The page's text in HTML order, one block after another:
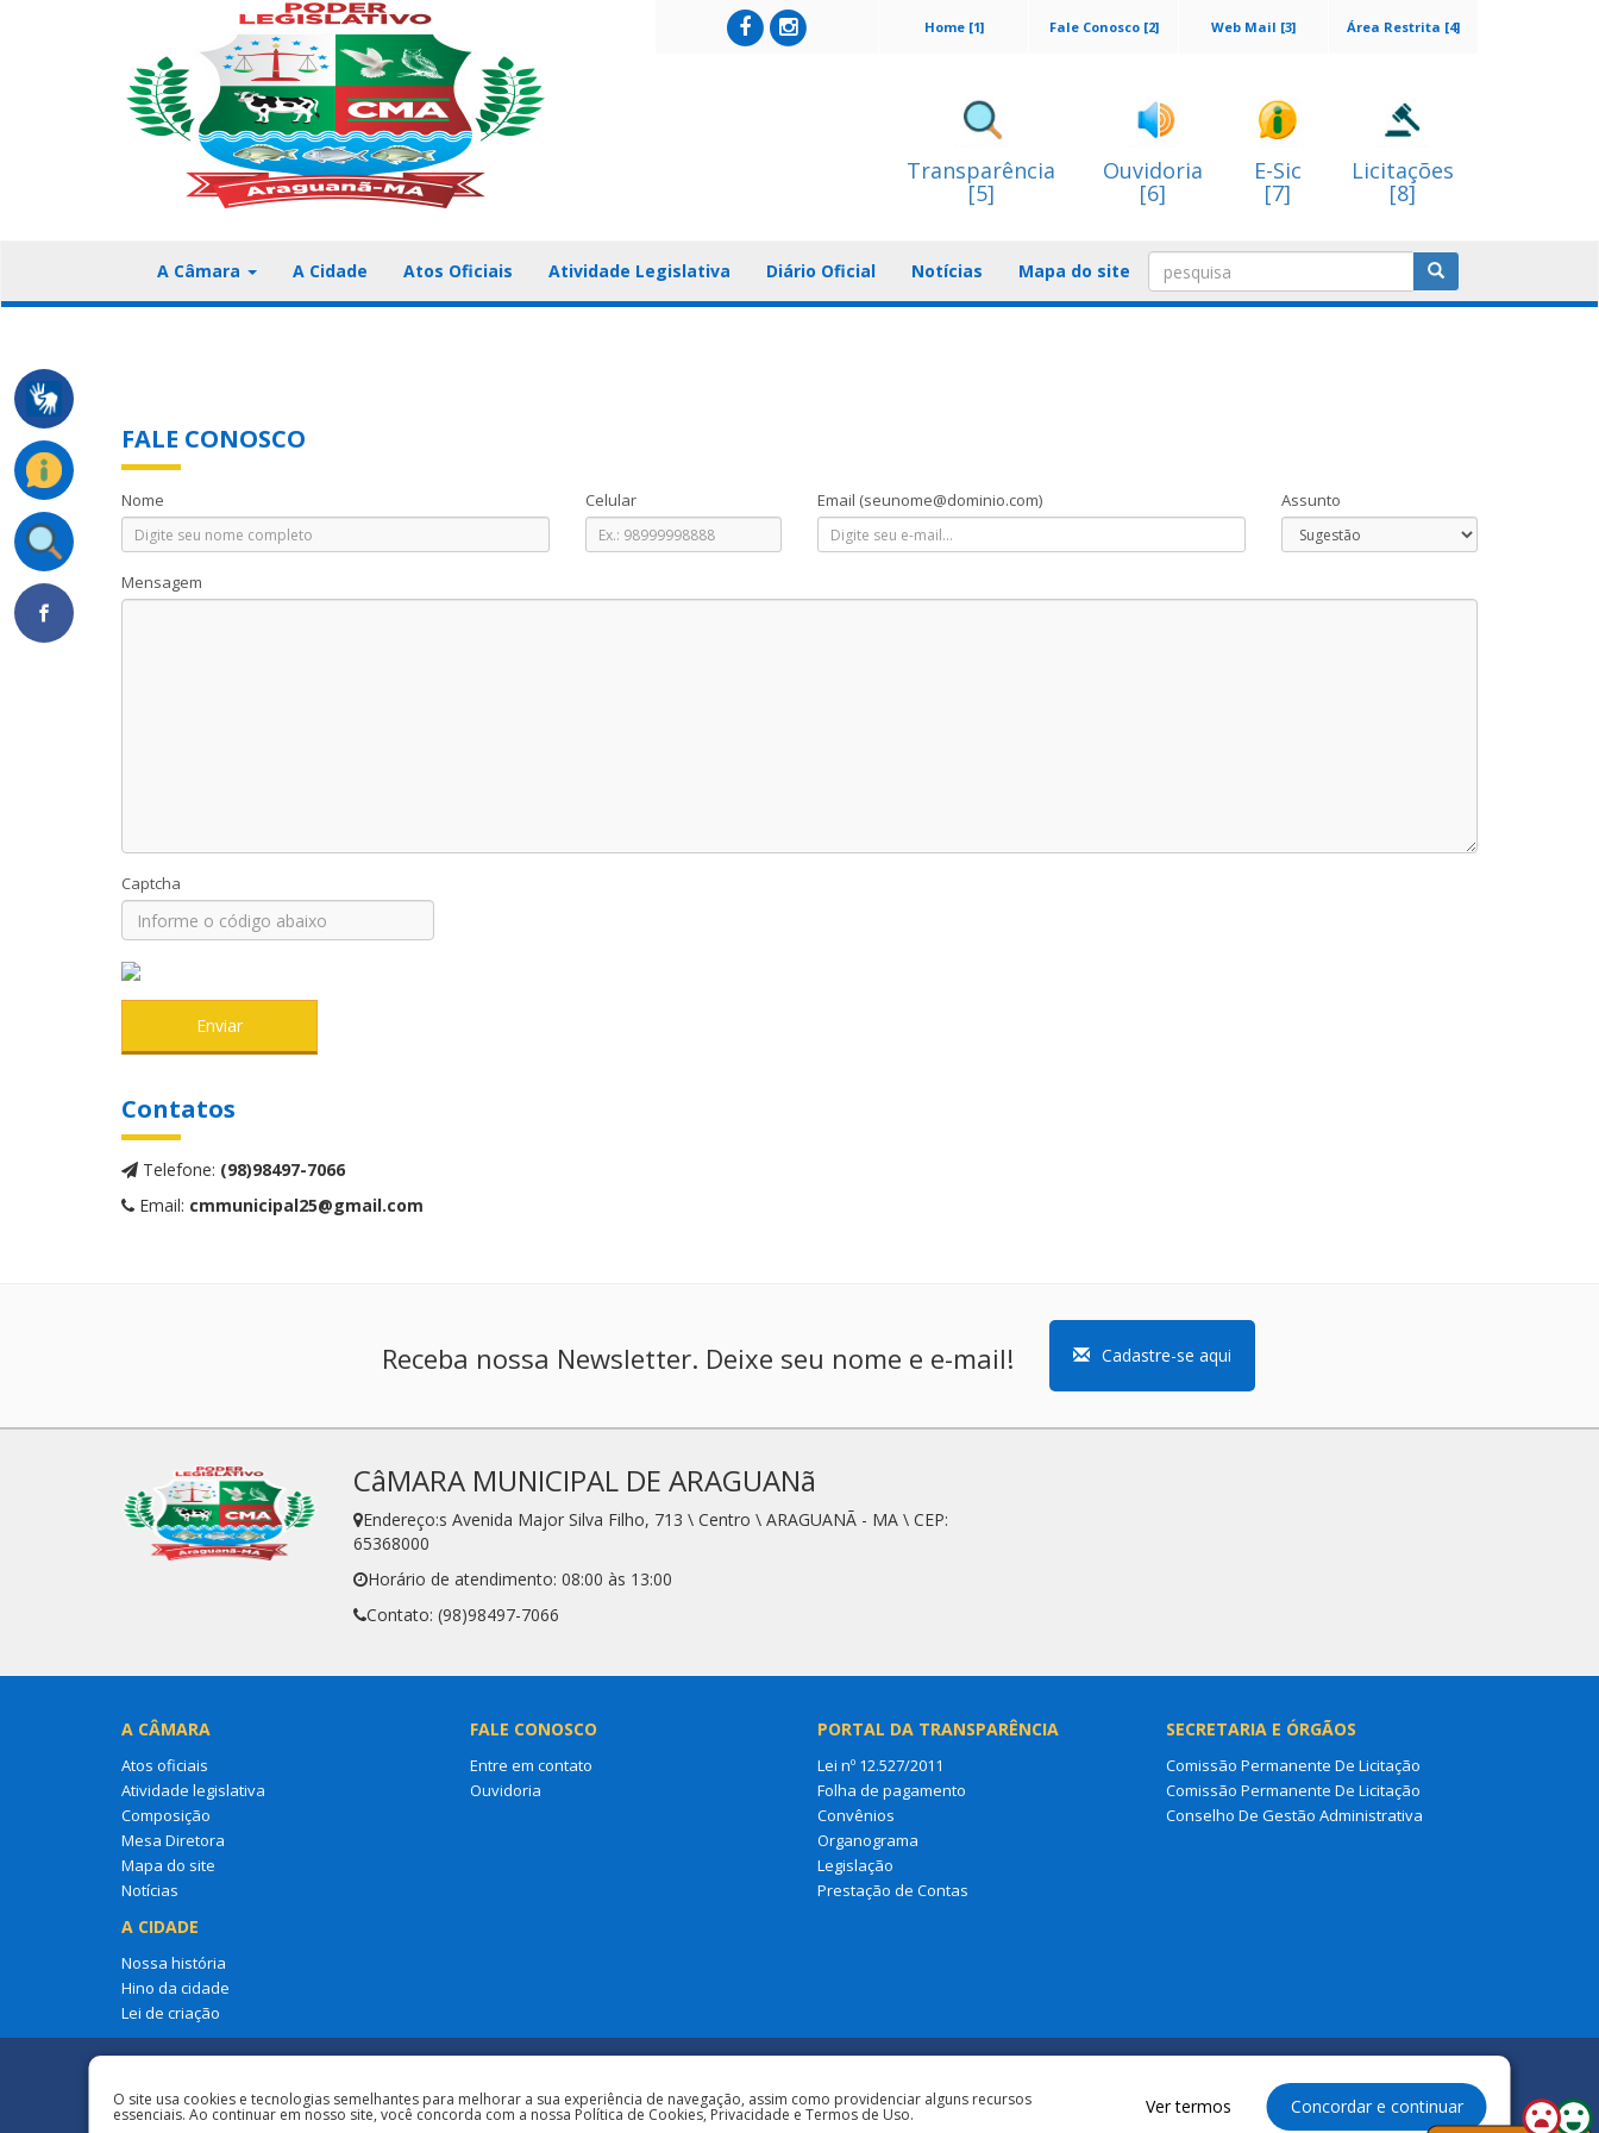
Área Restrita [4]
Web Mail [3]
Fale Conosco [2]
Home [1]
Transparência
[5]
Ouvidoria
[6]
E-Sic
[7]
Licitações
[8]
A Câmara A Cidade Atos Oficiais Atividade Legislativa Diário Oficial Notícias Mapa do site
FALE CONOSCO
Nome Celular Email (seunome@dominio.com) Assunto
Mensagem
Captcha
Enviar
Contatos
Telefone: (98)98497-7066
Email: cmmunicipal25@gmail.com
Receba nossa Newsletter. Deixe seu nome e e-mail! Cadastre-se aqui
CâMARA MUNICIPAL DE ARAGUANã
Endereço:s Avenida Major Silva Filho, 713 \ Centro \ ARAGUANÃ - MA \ CEP:
65368000
Horário de atendimento: 08:00 às 13:00
Contato: (98)98497-7066
A CÂMARA
Atos oficiais
Atividade legislativa
Composição
Mesa Diretora
Mapa do site
Notícias
A CIDADE
Nossa história
Hino da cidade
Lei de criação
FALE CONOSCO
Entre em contato
Ouvidoria
PORTAL DA TRANSPARÊNCIA
Lei nº 12.527/2011
Folha de pagamento
Convênios
Organograma
Legislação
Prestação de Contas
SECRETARIA E ÓRGÃOS
Comissão Permanente De Licitação
Comissão Permanente De Licitação
Conselho De Gestão Administrativa
Redes Sociais Todos os direitos reservados à Câmara Municipal de Araguanã
O site usa cookies e tecnologias semelhantes para melhorar a sua experiência de navegação, assim como providenciar alguns recursos
essenciais. Ao continuar em nosso site, você concorda com a nossa Política de Cookies, Privacidade e Termos de Uso. Ver termos Concordar e continuar